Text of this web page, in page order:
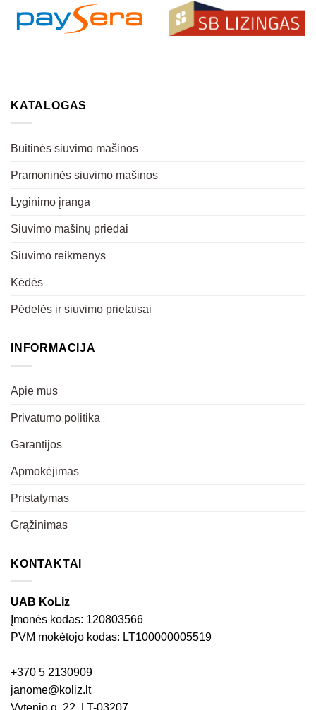
KATALOGAS
Buitinės siuvimo mašinos
Pramoninės siuvimo mašinos
Lyginimo įranga
Siuvimo mašinų priedai
Siuvimo reikmenys
Kėdės
Pėdelės ir siuvimo prietaisai
INFORMACIJA
Apie mus
Privatumo politika
Garantijos
Apmokėjimas
Pristatymas
Grąžinimas
KONTAKTAI
UAB KoLiz
Įmonės kodas: 120803566
PVM mokėtojo kodas: LT100000005519
+370 5 2130909
janome@koliz.lt
Vytenio g. 22, LT-03207,